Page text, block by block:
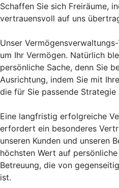
Schaffen Sie sich Freiräume,
vertrauensvoll auf uns
Unser
um Ihr Vermögen. Natürlich
persönliche Sache, denn Sie
Ausrichtung, indem Sie mit
die für Sie passende Strategie
Eine langfristig erfolgreiche
erfordert ein besonderes
unseren Kunden und unseren
höchsten Wert auf
Betreuung, die von
ist.